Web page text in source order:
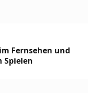
Fernsehen und
Spielen